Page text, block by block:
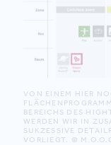
VON EINEM HIER
BEREICHS DES
WERDEN WIR IN
SUKZESSIVE
ORLIEGT. ©